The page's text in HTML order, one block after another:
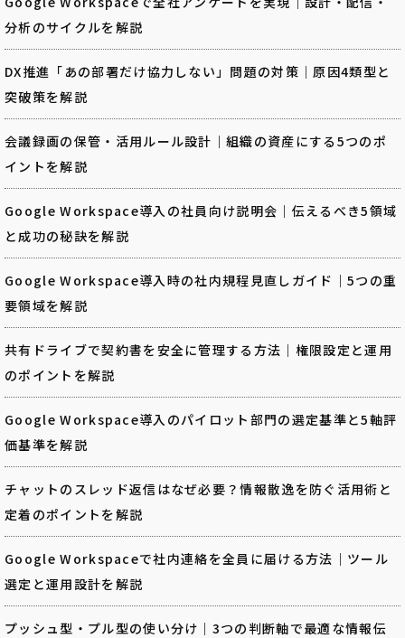
分析のサイクルを解説
DX推進「あの部署だけ協力しない」問題の対策｜原因4類型と
突破策を解説
会議録画の保管・活用ルール設計｜組織の資産にする5つのポ
イントを解説
Google Workspace導入の社員向け説明会｜伝えるべき5領域
と成功の秘訣を解説
Google Workspace導入時の社内規程見直しガイド｜5つの重
要領域を解説
共有ドライブで契約書を安全に管理する方法｜権限設定と運用
のポイントを解説
Google Workspace導入のパイロット部門の選定基準と5軸評
価基準を解説
チャットのスレッド返信はなぜ必要？情報散逸を防ぐ活用術と
定着のポイントを解説
Google Workspaceで社内連絡を全員に届ける方法｜ツール
選定と運用設計を解説
プッシュ型・プル型の使い分け｜3つの判断軸で最適な情報伝